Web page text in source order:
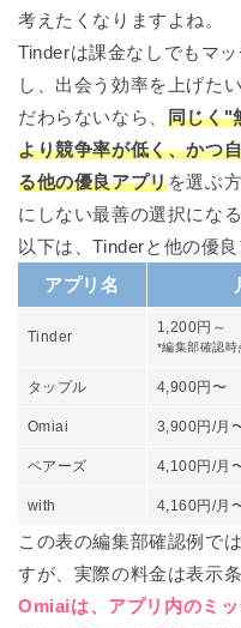
考えたくなりますよね。
Tinderは課金なしでもマ
し、出会う効率を上げた
だわらないなら、 同じく"
より競争率が低く、かつ
る他の優良アプリを選ぶ
にしない最善の選択にな
以下は、Tinderと他の優
アプリ名
Tinder
1,200円～
*編集部確認時
タップル 4,900円〜
Omiai 3,900円/月
ペアーズ 4,100円/月
with 4,160円/月
この表の編集部確認例で
すが、実際の料金は表示
Omiaiは、アプリ内のミ